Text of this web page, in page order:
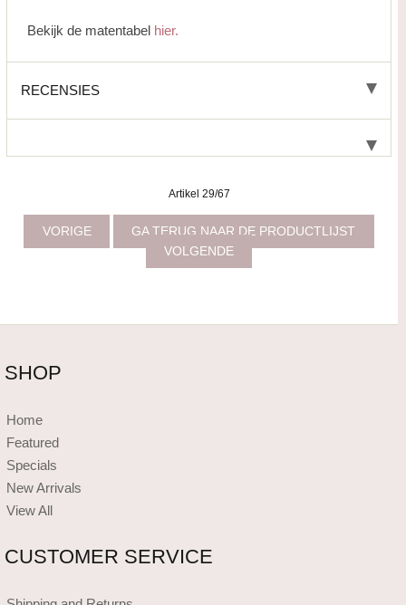
Bekijk de matentabel hier.
RECENSIES
Artikel 29/67
VORIGE
GA TERUG NAAR DE PRODUCTLIJST
VOLGENDE
SHOP
Home
Featured
Specials
New Arrivals
View All
CUSTOMER SERVICE